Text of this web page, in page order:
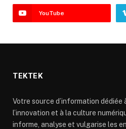
YouTube
TEKTEK
Votre source d’information dédiée
l’innovation et à la culture
informe, analyse et vulgarise les